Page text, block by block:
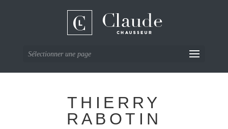
Sélectionner une page
THIERRY
RABOTIN